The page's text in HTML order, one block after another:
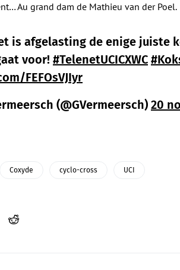
Au grand dam de Mathieu van der Poel.
is afgelasting de enige juiste
voor! #TelenetUCICXWC
FEFOsVJIyr
(@GVermeersch) 20
Coxyde cyclo-cross UCI